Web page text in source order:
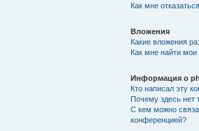
Как мне
Вложения
Какие вложения
Как мне найти мои
Информация о
Кто написал эту
Почему здесь нет
С кем можно
конференцией?